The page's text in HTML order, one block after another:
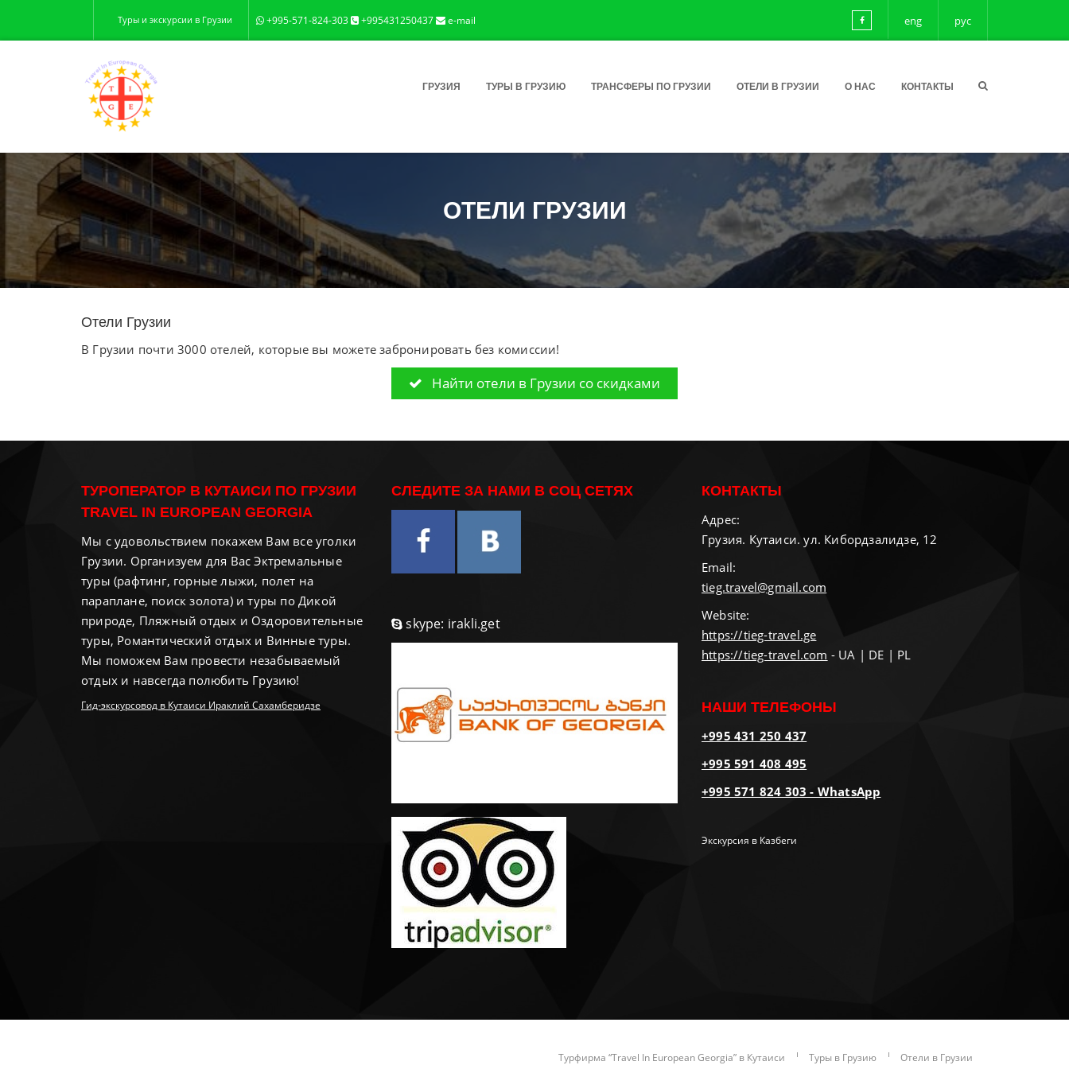
Туры и экскурсии в Грузии +995-571-824-303 +995431250437 e-mail eng рус
ГРУЗИЯ ТУРЫ В ГРУЗИЮ ТРАНСФЕРЫ ПО ГРУЗИИ ОТЕЛИ В ГРУЗИИ О НАС КОНТАКТЫ
ОТЕЛИ ГРУЗИИ
Отели Грузии
В Грузии почти 3000 отелей, которые вы можете забронировать без комиссии!
Найти отели в Грузии со скидками
ТУРОПЕРАТОР В КУТАИСИ ПО ГРУЗИИ
TRAVEL IN EUROPEAN GEORGIA
Мы с удовольствием покажем Вам все уголки
Грузии. Организуем для Вас Эктремальные
туры (рафтинг, горные лыжи, полет на
параплане, поиск золота) и туры по Дикой
природе, Пляжный отдых и Оздоровительные
туры, Романтический отдых и Винные туры.
Мы поможем Вам провести незабываемый
отдых и навсегда полюбить Грузию!
Гид-экскурсовод в Кутаиси Ираклий Сахамберидзе
СЛЕДИТЕ ЗА НАМИ В СОЦ СЕТЯХ
skype: irakli.get
КОНТАКТЫ
Адрес:
Грузия. Кутаиси. ул. Кибордзалидзе, 12
Email:
tieg.travel@gmail.com
Website:
https://tieg-travel.ge
https://tieg-travel.com - UA | DE | PL
НАШИ ТЕЛЕФОНЫ
+995 431 250 437
+995 591 408 495
+995 571 824 303 - WhatsApp
Экскурсия в Казбеги
Турфирма “Travel In European Georgia” в Кутаиси Туры в Грузию
Отели в Грузии